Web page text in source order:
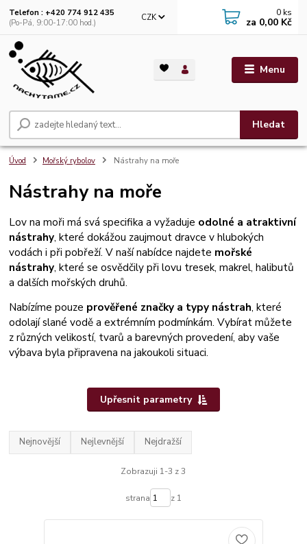
Menu
CZK
Hledat
Telefon : +420 774 912 435
(Po-Pá, 9:00-17:00 hod.)
0 ks
za 0,00 Kč
Úvod Mořský rybolov Nástrahy na moře
Nástrahy na moře
Lov na moři má svá specifika a vyžaduje odolné a atraktivní
nástrahy, které dokážou zaujmout dravce v hlubokých
vodách i při pobřeží. V naší nabídce najdete mořské
nástrahy, které se osvědčily při lovu tresek, makrel, halibutů
a dalších mořských druhů.
Nabízíme pouze prověřené značky a typy nástrah, které
odolají slané vodě a extrémním podmínkám. Vybírat můžete
z různých velikostí, tvarů a barevných provedení, aby vaše
výbava byla připravena na jakoukoli situaci.
Upřesnit parametry
Nejnovější Nejlevnější Nejdražší
Zobrazuji 1-3 z 3
strana z 1